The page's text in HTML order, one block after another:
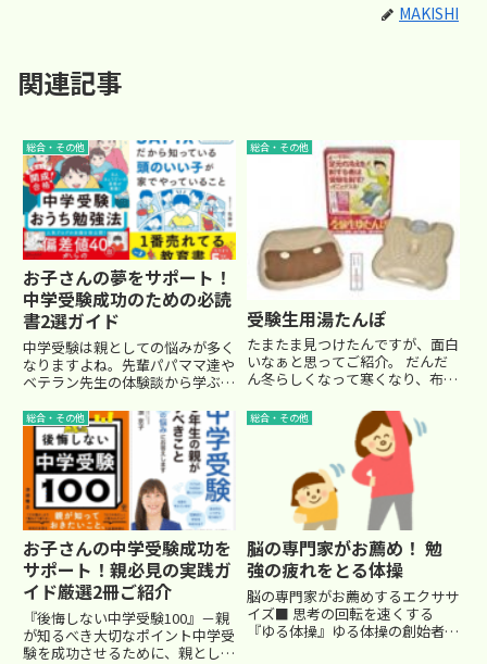
MAKISHI
関連記事
総合・その他
お子さんの夢をサポート！
中学受験成功のための必読
書2選ガイド
中学受験は親としての悩みが多く
なりますよね。先輩パパママ達や
ベテラン先生の体験談から学ぶこ
す。『通塾なしで開成合格！ 中
学受験おうち勉強法』－ 自宅学
習で合格を目指す！「中学受験＝
塾通いが必須」というイメージが
あ...
総合・その他
受験生用湯たんぽ
たまたま見つけたんですが、面白
いなぁと思ってご紹介。 だんだ
ん冬らしくなって寒くなり、布団
いもの。 電気毛布は、あまり身
体によくないという話なので、昔
ながらの「湯たんぽ」が欲しい季
節になって来ました。 そこで驚...
総合・その他
お子さんの中学受験成功を
サポート！親必見の実践ガ
イド厳選2冊ご紹介
『後悔しない中学受験100』－親
が知るべき大切なポイント中学受
験を成功させるために、親として
総合・その他
脳の専門家がお薦め！ 勉
強の疲れをとる体操
脳の専門家がお薦めするエクササ
イズ■ 思考の回転を速くする
『ゆる体操』ゆる体操の創始者で